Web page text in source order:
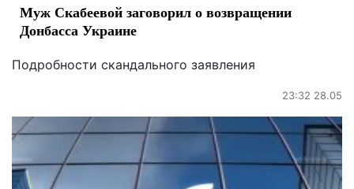
Муж Скабеевой заговорил о возвращении
Донбасса Украине
Подробности скандального заявления
23:32 28.05